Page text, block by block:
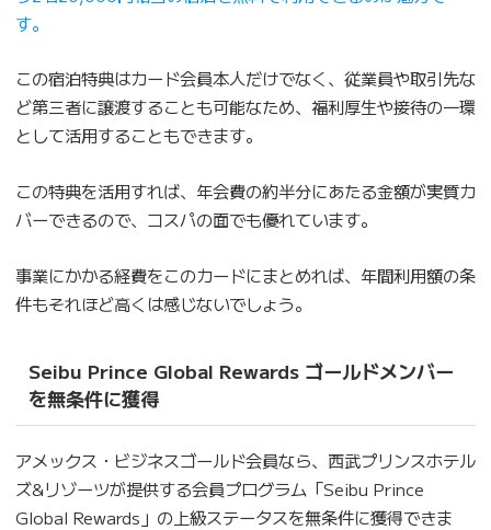
す。
この宿泊特典はカード会員本人だけでなく、従業員や取引先な
ど第三者に譲渡することも可能なため、福利厚生や接待の一環
として活用することもできます。
この特典を活用すれば、年会費の約半分にあたる金額が実質カ
バーできるので、コスパの面でも優れています。
事業にかかる経費をこのカードにまとめれば、年間利用額の条
件もそれほど高くは感じないでしょう。
Seibu Prince Global Rewards ゴールドメンバー
を無条件に獲得
アメックス・ビジネスゴールド会員なら、西武プリンスホテル
ズ&リゾーツが提供する会員プログラム「Seibu Prince
Global Rewards」の上級ステータスを無条件に獲得できま